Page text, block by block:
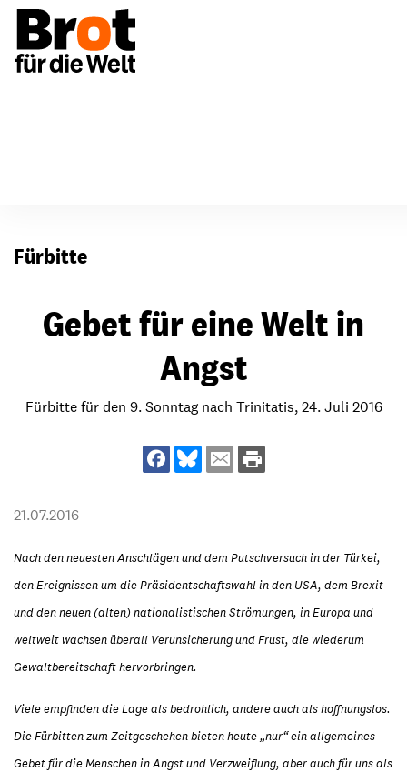
Fürbitte
Gebet für eine Welt in
Angst
Fürbitte für den 9. Sonntag nach Trinitatis, 24. Juli 2016
21.07.2016
Nach den neuesten Anschlägen und dem Putschversuch in der Türkei,
den Ereignissen um die Präsidentschaftswahl in den USA, dem Brexit
und den neuen (alten) nationalistischen Strömungen, in Europa und
weltweit wachsen überall Verunsicherung und Frust, die wiederum
Gewaltbereitschaft hervorbringen.
Viele empfinden die Lage als bedrohlich, andere auch als hoffnungslos.
Die Fürbitten zum Zeitgeschehen bieten heute „nur“ ein allgemeines
Gebet für die Menschen in Angst und Verzweiflung, aber auch für uns als